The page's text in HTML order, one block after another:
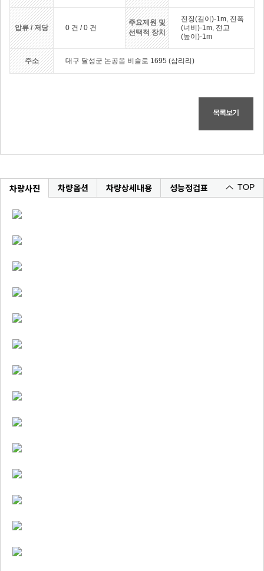
압류 / 저당 0 건 / 0 건
주요제원 및
선택적 장치
전장(길이)-1m, 전폭
(너비)-1m, 전고
(높이)-1m
주소 대구 달성군 논공읍 비슬로 1695 (삼리리)
목록보기
차량사진 차량옵션 차량상세내용 성능정검표 TOP